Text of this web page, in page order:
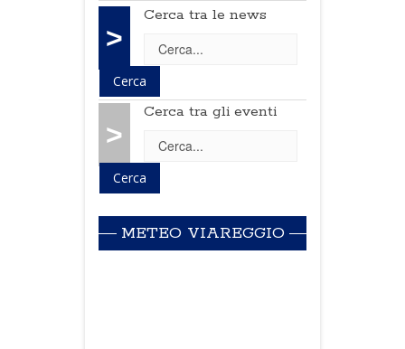
>
Cerca tra le news
>
Cerca tra gli eventi
METEO VIAREGGIO